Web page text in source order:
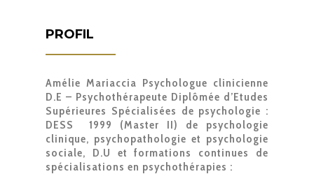
PROFIL
Amélie Mariaccia Psychologue clinicienne
D.E – Psychothérapeute Diplômée d’Etudes
Supérieures Spécialisées de psychologie :
DESS 1999 (Master II) de psychologie
clinique, psychopathologie et psychologie
sociale, D.U et formations continues de
spécialisations en psychothérapies :